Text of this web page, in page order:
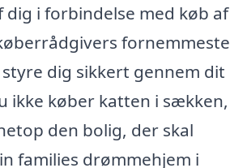
dig i forbindelse med køb af
fornemmeste
dig sikkert gennem dit
ikke køber katten i sækken,
den bolig, der skal
families drømmehjem i